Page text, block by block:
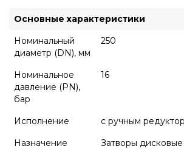
Основные характеристики
Номинальный
диаметр (DN), мм
250
Номинальное
давление (PN),
бар
16
Исполнение
с ручным
Назначение
Затворы